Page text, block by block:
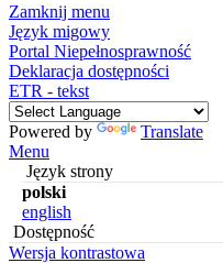
Zamknij menu
Język migowy
Portal Niepełnosprawność
Deklaracja dostępności
ETR - tekst
Powered by
Translate
Menu
Język strony
polski
english
Dostępność
Wersja kontrastowa